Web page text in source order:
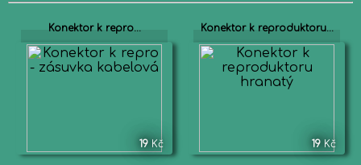
Konektor k repro...
19 Kč
Konektor k reproduktoru...
19 Kč